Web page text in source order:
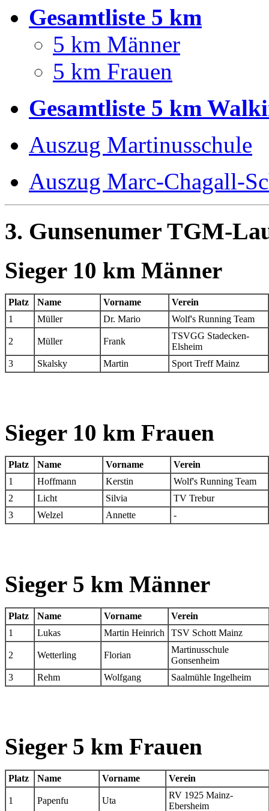
Gesamtliste 5 km
5 km Männer
5 km Frauen
Gesamtliste 5 km
Auszug Martinusschule
Auszug Marc-Chagall-
3. Gunsenumer TGM-
Sieger 10 km Männer
Platz Name Vorname
Verein
1
Müller Dr. Mario Wolf's Running Team
2 Müller Frank
TSVGG Stadecken-
Elsheim
3
Skalsky Martin Sport Treff Mainz
Sieger 10 km Frauen
Platz Name Vorname
Verein
1
Hoffmann Kerstin
Wolf's Running Team
2
Licht Silvia
TV Trebur
3
Welzel Annette -
Sieger 5 km Männer
Platz Name Vorname
Verein
1
Lukas Martin Heinrich TSV Schott Mainz
2 Wetterling Florian
Martinusschule
Gonsenheim
3
Rehm Wolfgang Saalmühle Ingelheim
Sieger 5 km Frauen
Platz Name Vorname Verein
1 Papenfu Uta
RV 1925 Mainz-
Ebersheim